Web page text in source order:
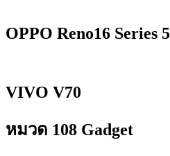
OPPO Reno16 Series
VIVO V70
หมวด 108 Gadget